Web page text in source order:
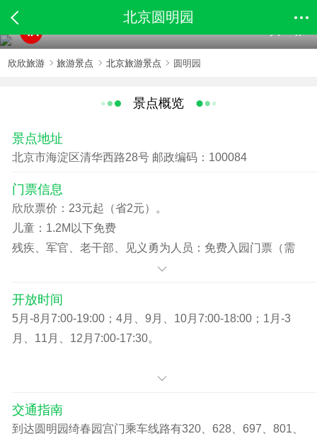
北京圆明园
4A
欣欣旅游 旅游景点 北京旅游景点 圆明园
景点概览
景点地址
北京市海淀区清华西路28号 邮政编码：100084
门票信息
欣欣票价：23元起（省2元）。
儿童：1.2M以下免费
残疾、军官、老干部、见义勇为人员：免费入园门票（需
持有残疾证，军官证，持有老干部离休荣誉证，见义勇为
老人：本市60-64岁（需持有老年证或者身份证）入园门票
5元 ，通票10元。65岁以上本市免费，60-69岁外省市半
价，70以上外省市免费
开放时间
5月-8月7:00-19:00；4月、9月、10月7:00-18:00；1月-3
月、11月、12月7:00-17:30。
交通指南
到达圆明园绮春园宫门乘车线路有320、628、697、801、